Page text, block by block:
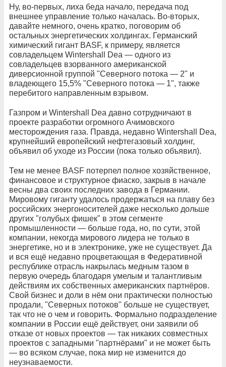
Ну, во-первых, лиха беда начало, передача под
внешнее управление только началась. Во-вторых,
давайте немного, очень кратко, поговорим об
остальных энергетических холдингах. Германский
химический гигант BASF, к примеру, является
совладельцем Wintershall Dea — одного из
совладельцев взорванного американской
диверсионной группой "Северного потока — 2" и
владеющего 15,5% "Северного потока — 1", также
перебитого направленным взрывом.
Газпром и Wintershall Dea давно сотрудничают в
проекте разработки огромного Ачимовского
месторождения газа. Правда, недавно Wintershall Dea,
крупнейший европейский нефтегазовый холдинг,
объявил об уходе из России (пока только объявил).
Тем не менее BASF потерпел полное хозяйственное,
финансовое и структурное фиаско, закрыв в начале
весны два своих последних завода в Германии.
Мировому гиганту удалось продержаться на плаву без
российских энергоносителей даже несколько дольше
других "голубых фишек" в этом сегменте
промышленности — больше года, но, по сути, этой
компании, некогда мирового лидера не только в
энергетике, но и в электронике, уже не существует. Да
и вся ещё недавно процветающая в Федеративной
республике отрасль накрылась медным тазом в
первую очередь благодаря умелым и талантливым
действиям их собственных американских партнёров.
Свой бизнес и доли в нём они практически полностью
продали, "Северных потоков" больше не существует,
так что не о чем и говорить. Формально подразделение
компании в России ещё действует, они заявили об
отказе от новых проектов — так никаких совместных
проектов с западными "партнёрами" и не может быть
— во всяком случае, пока мир не изменится до
неузнаваемости.